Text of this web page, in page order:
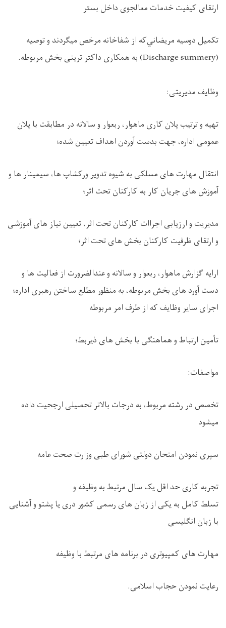
ارتقای کیفیت خدمات معالجوی داخل بستر
تکميل دوسيه مريضاني‌که از شفاخانه مرخص ميگردند و توصيه
(Discharge summery) به همکاری داکتر ترینی بخش مربوطه.
وظایف مدیریتی:
تهیه و ترتیب پلان کاری ماهوار، ربعوار و سالانه در مطابقت با پلان
عمومی اداره، جهت بدست آوردن اهداف تعیین شده؛
انتقال مهارت های مسلکی به شیوه تدویر ورکشاپ ها، سیمینار ها و
آموزش های جریان کار به کارکنان تحت اثر؛
مدیریت و ارزیابی اجراات کارکنان تحت اثر، تعیین نیاز های آموزشی
و ارتقای ظرفیت کارکنان بخش های تحت اثر؛
ارایه گزارش ماهوار، ربعوار و سالانه و عندالضرورت از فعالیت ها و
دست آورد های بخش مربوطه، به منظور مطلع ساختن رهبری اداره؛
اجرای سایر وظایف که از طرف امر مربوطه
تأمین ارتباط و هماهنگی با بخش های ذیربط؛
مواصفات:
تخصص در رشته مربوط، به درجات بالاتر تحصیلی ارجحيت داده
میشود
سپری نمودن امتحان دولتی شورای طبی وزارت صحت عامه
تجربه کاری حد اقل یک سال مرتبط به وظیفه و
تسلط کامل به یکی از زبان های رسمی کشور دری یا پشتو و آشنایی
با زبان انگلیسی
مهارت های کمپیوتری در برنامه های مرتبط با وظیفه
رعایت نمودن حجاب اسلامی.